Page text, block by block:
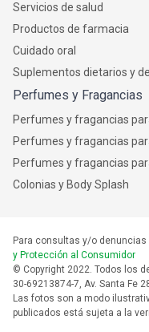
Servicios de salud
Productos de farmacia
Cuidado oral
Suplementos dietarios y
Perfumes y Fragancias
Perfumes y fragancias
Perfumes y fragancias
Perfumes y fragancias
Colonias y Body Splash
Para consultas y/o
y Protección al Consumidor
© Copyright 2022. Todos los
30-69213874-7, Av. Santa Fe
Las fotos son a modo
publicados está sujeta a la